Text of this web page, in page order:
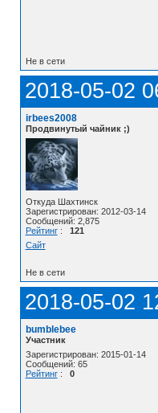
Не в сети
2018-05-02
irbees2008
Продвинутый чайник ;)
Откуда Шахтинск
Зарегистрирован: 2012-03-14
Сообщений: 2,875
Рейтинг: 121
Сайт
Не в сети
2018-05-02
bumblebee
Участник
Зарегистрирован: 2015-01-14
Сообщений: 65
Рейтинг: 0